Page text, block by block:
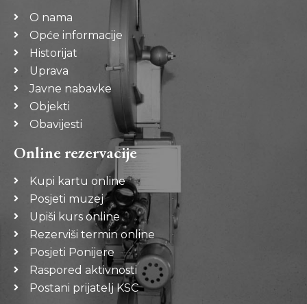
O nama
Opće informacije
Historijat
Uprava
Javne nabavke
Objekti
Obavijesti
Online rezervacije
Kupi kartu online
Posjeti muzej
Upiši kurs online
Rezerviši termin online
Posjeti Ponijere
Raspored aktivnosti
Postani prijatelj KSC